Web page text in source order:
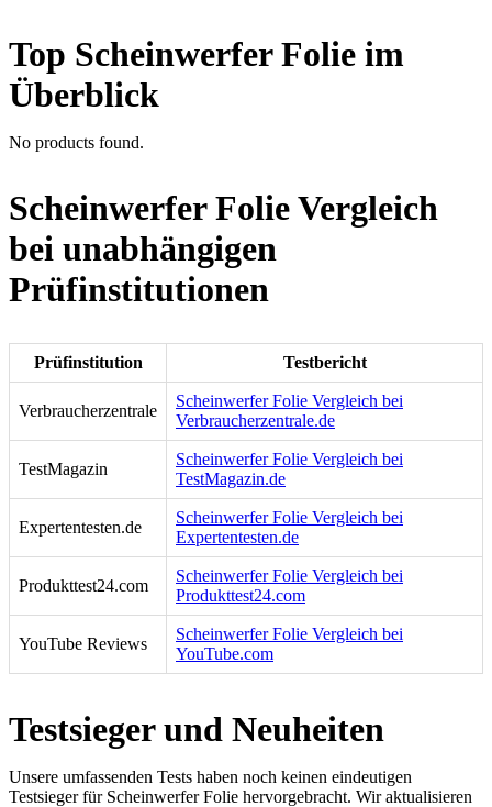
Top Scheinwerfer Folie im
Überblick
No products found.
Scheinwerfer Folie Vergleich
bei unabhängigen
Prüfinstitutionen
Prüfinstitution Testbericht
Verbraucherzentrale
Scheinwerfer Folie Vergleich bei
Verbraucherzentrale.de
TestMagazin
Scheinwerfer Folie Vergleich bei
TestMagazin.de
Expertentesten.de
Scheinwerfer Folie Vergleich bei
Expertentesten.de
Produkttest24.com
Scheinwerfer Folie Vergleich bei
Produkttest24.com
YouTube Reviews
Scheinwerfer Folie Vergleich bei
YouTube.com
Testsieger und Neuheiten
Unsere umfassenden Tests haben noch keinen eindeutigen
Testsieger für Scheinwerfer Folie hervorgebracht. Wir aktualisieren